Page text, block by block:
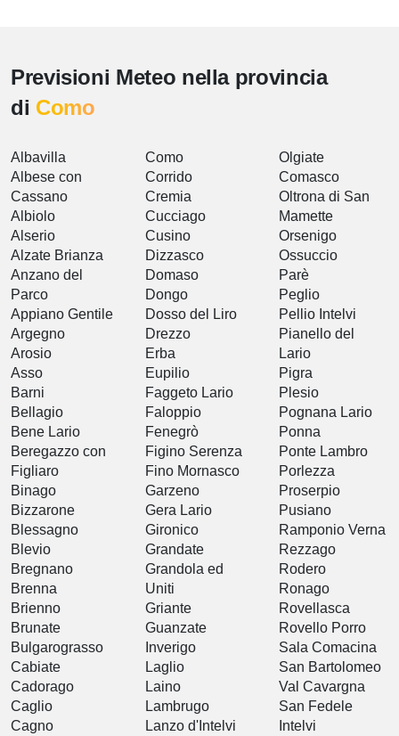
Previsioni Meteo nella provincia
di Como
Albavilla
Albese con
Cassano
Albiolo
Alserio
Alzate Brianza
Anzano del
Parco
Appiano Gentile
Argegno
Arosio
Asso
Barni
Bellagio
Bene Lario
Beregazzo con
Figliaro
Binago
Bizzarone
Blessagno
Blevio
Bregnano
Brenna
Brienno
Brunate
Bulgarograsso
Cabiate
Cadorago
Caglio
Cagno
Como
Corrido
Cremia
Cucciago
Cusino
Dizzasco
Domaso
Dongo
Dosso del Liro
Drezzo
Erba
Eupilio
Faggeto Lario
Faloppio
Fenegrò
Figino Serenza
Fino Mornasco
Garzeno
Gera Lario
Gironico
Grandate
Grandola ed
Uniti
Griante
Guanzate
Inverigo
Laglio
Laino
Lambrugo
Lanzo d'Intelvi
Olgiate
Comasco
Oltrona di San
Mamette
Orsenigo
Ossuccio
Parè
Peglio
Pellio Intelvi
Pianello del
Lario
Pigra
Plesio
Pognana Lario
Ponna
Ponte Lambro
Porlezza
Proserpio
Pusiano
Ramponio Verna
Rezzago
Rodero
Ronago
Rovellasca
Rovello Porro
Sala Comacina
San Bartolomeo
Val Cavargna
San Fedele
Intelvi